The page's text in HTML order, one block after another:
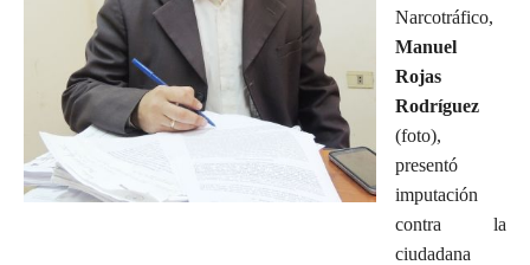
Narcotráfico,
Manuel
Rojas
Rodríguez
(foto),
presentó
imputación
contra la
ciudadana